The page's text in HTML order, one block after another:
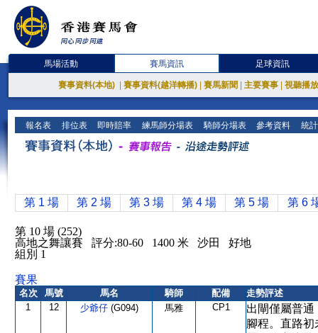
馬場活動 賽馬資訊 足球資訊
賽事資料(本地) 賽事資料(越洋轉播) 賽馬新聞 主要賽事 視聽播
報名表 排位表 即時賠率 練馬師分場表 騎師分場表 參考資料 統
第 1 場 第 2 場 第 3 場 第 4 場 第 5 場 第 6
第 10 場 (252)
高地之舞讓賽 評分:80-60 1400 米 沙田 好地
組別 1
賽果
名次 馬號 馬名 騎師 配備
走勢評述
1
12 少爺仔 (G094) 馬雅 CP1
出閘僅屬普
腳程。直路